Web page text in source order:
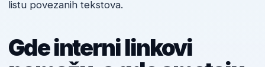
listu povezanih tekstova.
Gde interni linkovi